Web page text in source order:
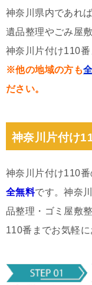
神奈川県内であれ
遺品整理やごみ屋
神奈川片付け110番
※他の地域の方も
ださい。
神奈川片付け
神奈川片付け110番
全無料です。神奈
品整理・ゴミ屋敷
110番までお気軽に